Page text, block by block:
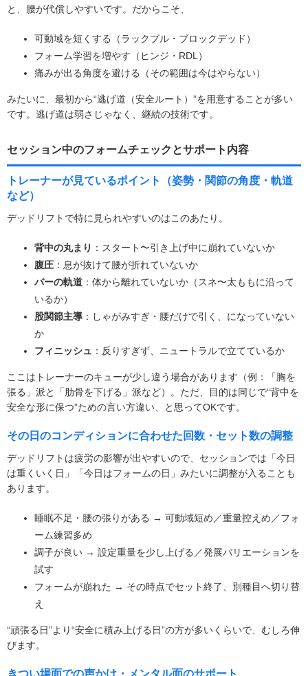
と、腰が代償しやすいです。だからこそ、
可動域を短くする（ラックプル・ブロックデッド）
フォーム学習を増やす（ヒンジ・RDL）
痛みが出る角度を避ける（その範囲は今はやらない）
みたいに、最初から“逃げ道（安全ルート）”を用意することが多い
です。逃げ道は弱さじゃなく、継続の技術です。
セッション中のフォームチェックとサポート内容
トレーナーが見ているポイント（姿勢・関節の角度・軌道
など）
デッドリフトで特に見られやすいのはこのあたり。
背中の丸まり ：スタート〜引き上げ中に崩れていないか
腹圧 ：息が抜けて腰が折れていないか
バーの軌道 ：体から離れていないか（スネ〜太ももに沿って
いるか）
股関節主導 ：しゃがみすぎ・腰だけで引く、になっていない
か
フィニッシュ ：反りすぎず、ニュートラルで立てているか
ここはトレーナーのキューが少し違う場合があります（例：「胸を
張る」派と「肋骨を下げる」派など）。ただ、目的は同じで“背中を
安全な形に保つ”ための言い方違い、と思ってOKです。
その日のコンディションに合わせた回数・セット数の調整
デッドリフトは疲労の影響が出やすいので、セッションでは「今日
は重くいく日」「今日はフォームの日」みたいに調整が入ることも
あります。
睡眠不足・腰の張りがある → 可動域短め／重量控えめ／フォ
ーム練習多め
調子が良い → 設定重量を少し上げる／発展バリエーションを
試す
フォームが崩れた → その時点でセット終了、別種目へ切り替
え
“頑張る日”より“安全に積み上げる日”の方が多いくらいで、むしろ伸
びます。
きつい場面での声かけ・メンタル面のサポート